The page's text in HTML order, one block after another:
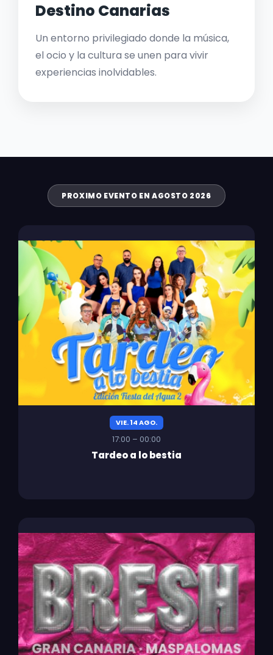
Destino Canarias
Un entorno privilegiado donde la música,
el ocio y la cultura se unen para vivir
experiencias inolvidables.
PROXIMO EVENTO EN AGOSTO 2026
VIE. 14 AGO.
17:00 – 00:00
Tardeo a lo bestia